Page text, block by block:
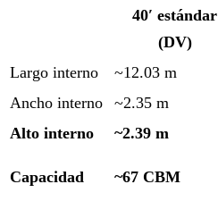
40′ estándar
(DV)
Largo interno ~12.03 m
Ancho interno
~2.35 m
Alto interno
~2.39 m
Capacidad ~67 CBM